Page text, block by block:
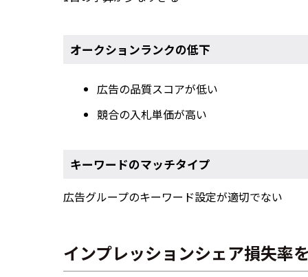
オークションランクの低下
広告の品質スコアが低い
競合の入札単価が高い
キーワードのマッチタイプ
広告グループのキーワード設定が適切でない
インプレッションシェア損失率